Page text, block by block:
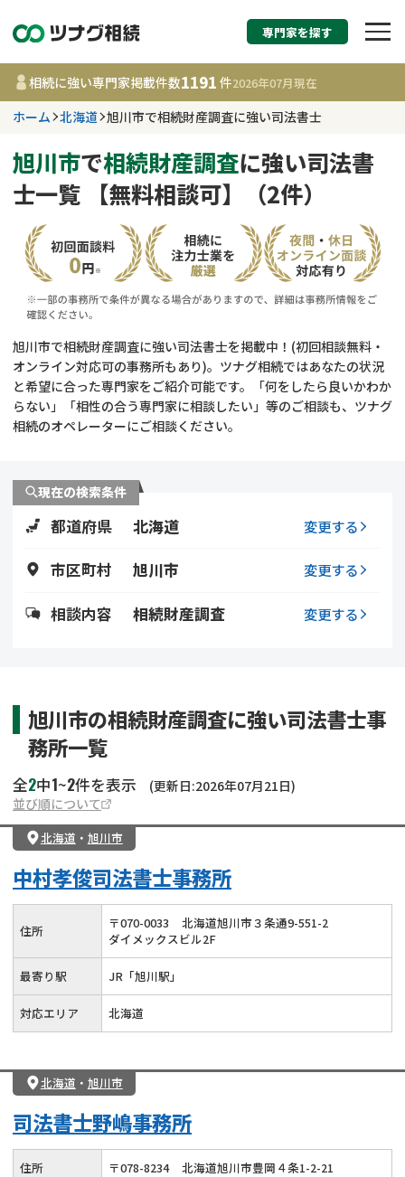
相続税申告・相続手
す
北海道
事務所 1191
相談内容で探す
相続登記
遺留分侵害額請求
相続人調査
コラム
相続手続き
相続登記
専門家を探す
相続に強い専門家掲載件数1191 件2026年07月現在
ホーム 北海道 旭川市で相続財産調査に強い司法書士
旭川市で相続財産調査に強い司法書
士一覧 【無料相談可】（2件）
旭川市で相続財産調査に強い司法書士を掲載中！(初回相談無料・
オンライン対応可の事務所もあり)。ツナグ相続ではあなたの状況
と希望に合った専門家をご紹介可能です。「何をしたら良いかわか
らない」「相性の合う専門家に相談したい」等のご相談も、ツナグ
相続のオペレーターにご相談ください。
現在の検索条件
都道府県 北海道 変更する
市区町村 旭川市 変更する
相談内容 相続財産調査 変更する
旭川市の相続財産調査に強い司法書士事
務所一覧
全2中1~2件を表示
(更新日:2026年07月21日)
並び順について
北海道 ・ 旭川市
中村孝俊司法書士事務所
住所 〒070-0033
北海道旭川市３条通9-551-2
ダイメックスビル2F
最寄り駅 JR「旭川駅」
対応エリア 北海道
北海道 ・ 旭川市
司法書士野嶋事務所
住所 〒078-8234 北海道旭川市豊岡４条1-2-21